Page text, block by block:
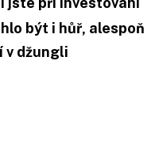
být i hůř, alespoň
v džungli